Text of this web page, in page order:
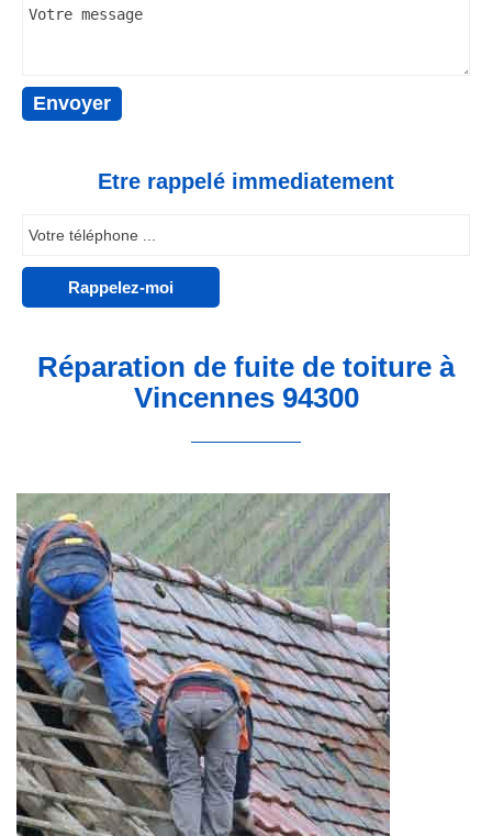
Etre rappelé immediatement
Réparation de fuite de toiture à
Vincennes 94300